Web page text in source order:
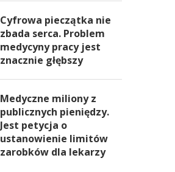
Cyfrowa pieczątka nie
zbada serca. Problem
medycyny pracy jest
znacznie głębszy
Medyczne miliony z
publicznych pieniędzy.
Jest petycja o
ustanowienie limitów
zarobków dla lekarzy